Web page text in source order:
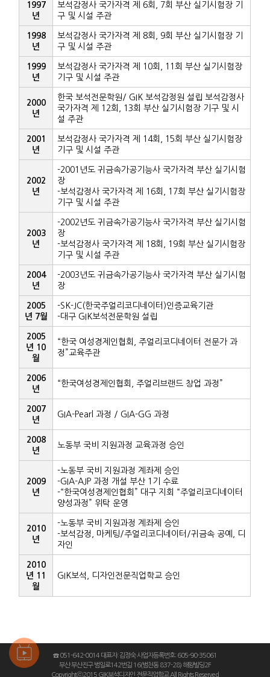
1997
년
보석감정사 국가자격 제 6회, 7회 부산 실기시험장 기
구 및 시설 주관
1998
년
보석감정사 국가자격 제 8회, 9회 부산 실기시험장 기
구 및 시설 주관
1999
년
보석감정사 국가자격 제 10회, 11회 부산 실기시험장
기구 및 시설 주관
2000
년
한국 보석전문학원/ GIK 보석감정원 설립 보석감정사
국가자격 제 12회, 13회 부산 실기시험장 기구 및 시
설 주관
2001
년
보석감정사 국가자격 제 14회, 15회 부산 실기시험장
기구 및 시설 주관
2002
년
-2001년도 귀금속가공기능사 국가자격 부산 실기시험
장
-보석감정사 국가자격 제 16회, 17회 부산 실기시험장
기구 및 시설 주관
2003
년
-2002년도 귀금속가공기능사 국가자격 부산 실기시험
장
-보석감정사 국가자격 제 18회, 19회 부산 실기시험장
기구 및 시설 주관
2004
년
-2003년도 귀금속가공기능사 국가자격 부산 실기시험
장
2005
년 7월
-SK-JC(한국주얼리코디네이터)인증교육기관
-대구 GIK보석전문학원 설립
2005
년 10
월
“한국 여성경제인협회, 주얼리코디네이터 전문가 과
정”교육주관
2006
년
“한국여성경제인협회, 주얼리브랜드 창업 과정”
2007
년
GIA-Pearl 과정 / GIA-GG 과정
2008
년
노동부 국비 지원과정 교육과정 승인
2009
년
-노동부 국비 지원과정 계좌제 승인
-GIA-AJP 과정 개설 부산 1기 수료
-“한국여성경제인협회” 대구 지회 “주얼리코디네이터
양성과정” 위탁 운영
2010
년
-노동부 국비 지원과정 계좌제 승인
-보석감정, 마케팅/주얼리코디네이터/귀금속 공예, 디
자인
2010
년 11
월
GIK보석, 디자인전문직업학교 승인
☎ 051-642-0014 대표자: 김정숙 사업자등록번호: 605-90-35061
부산 부산진구 범일로142번길 16(범천동 837-28) 해왕빌딩2F
Copyrightⓒ2015 GIK보석디자인 전문직업학교 All Rights Reserved